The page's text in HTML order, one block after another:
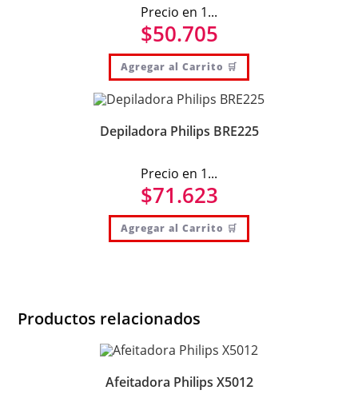
Precio en 1...
$50.705
Agregar al Carrito 🛒
Depiladora Philips BRE225
Precio en 1...
$71.623
Agregar al Carrito 🛒
Productos relacionados
Afeitadora Philips X5012